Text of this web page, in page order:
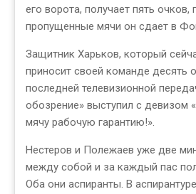
его ворота, получает пять очков,
пропущенные мячи он сдает в
Защитник Харьков, который
приносит своей команде десять
последней телевизионной
обозрение» выступил с девизом
мячу рабочую гарантию!».
Нестеров и Полежаев уже две
между собой и за каждый пас
Оба они аспиранты. В